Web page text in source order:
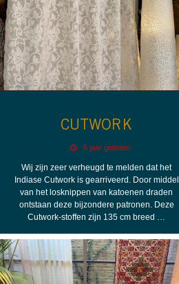
CUTWORK
5 jaar geleden
Wij zijn zeer verheugd te melden dat het
Indiase Cutwork is gearriveerd. Door middel
van het losknippen van katoenen draden
ontstaan deze bijzondere patronen. Deze
Cutwork-stoffen zijn 135 cm breed …